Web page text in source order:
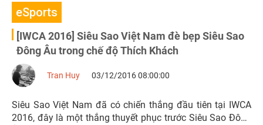
eSports
[IWCA 2016] Siêu Sao Việt Nam đè bẹp Siêu Sao
Đông Âu trong chế độ Thích Khách
Tran Huy 03/12/2016 08:00:00
Siêu Sao Việt Nam đã có chiến thắng đầu tiên tại IWCA
2016, đây là một thắng thuyết phục trước Siêu Sao Đông